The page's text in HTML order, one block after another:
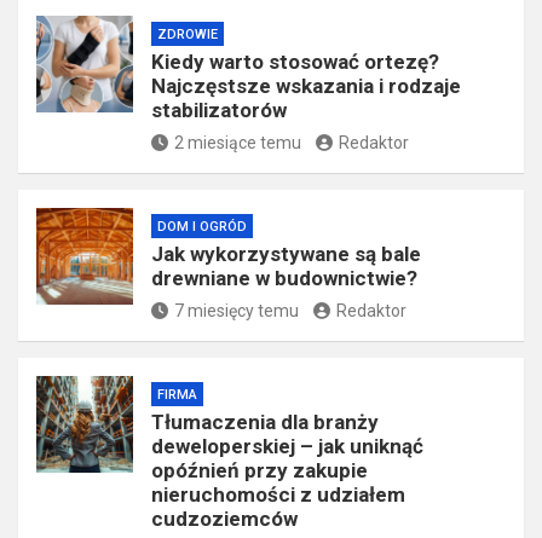
ZDROWIE
Kiedy warto stosować ortezę?
Najczęstsze wskazania i rodzaje
stabilizatorów
2 miesiące temu Redaktor
DOM I OGRÓD
Jak wykorzystywane są bale
drewniane w budownictwie?
7 miesięcy temu Redaktor
FIRMA
Tłumaczenia dla branży
deweloperskiej – jak uniknąć
opóźnień przy zakupie
nieruchomości z udziałem
cudzoziemców